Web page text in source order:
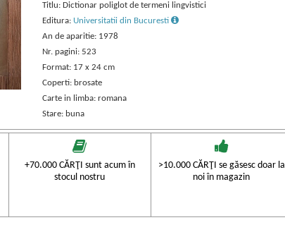
Titlu: Dictionar poliglot de termeni lingvistici
Editura: Universitatii din Bucuresti
An de aparitie: 1978
Nr. pagini: 523
Format: 17 x 24 cm
Coperti: brosate
Carte in limba: romana
Stare: buna
+70.000 CĂRŢI sunt acum în
stocul nostru
>10.000 CĂRŢI se găsesc doar la
noi în magazin